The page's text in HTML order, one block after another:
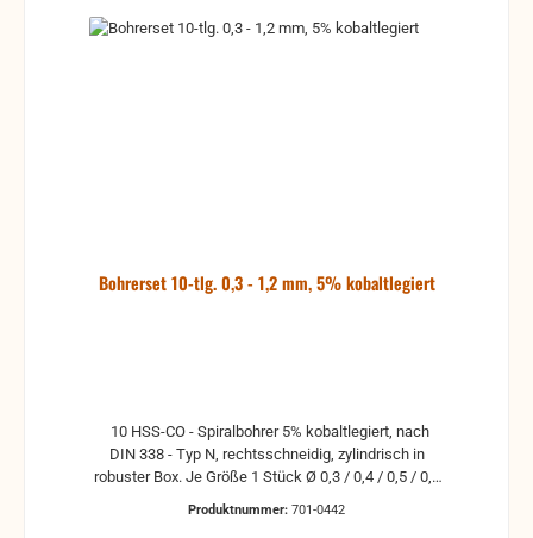
Bohrerset 10-tlg. 0,3 - 1,2 mm, 5% kobaltlegiert
DIN 338 - Typ N, rechtsschneidig, zylindrisch in
robuster Box. Je Größe 1 Stück Ø 0,3 / 0,4 / 0,5 / 0,6
Produktnummer: 701-0442